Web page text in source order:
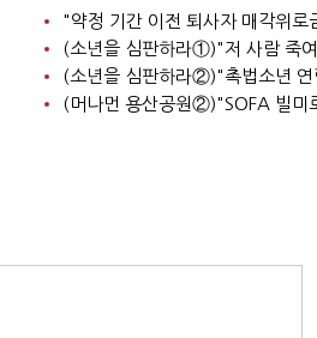
"약정 기간 이전 퇴사자 매각위로